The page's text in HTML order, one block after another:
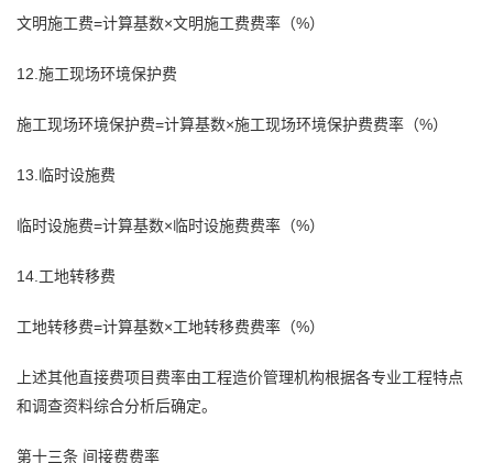
文明施工费=计算基数×文明施工费费率（%）
12.施工现场环境保护费
施工现场环境保护费=计算基数×施工现场环境保护费费率（%）
13.临时设施费
临时设施费=计算基数×临时设施费费率（%）
14.工地转移费
工地转移费=计算基数×工地转移费费率（%）
上述其他直接费项目费率由工程造价管理机构根据各专业工程特点
和调查资料综合分析后确定。
第十三条 间接费费率